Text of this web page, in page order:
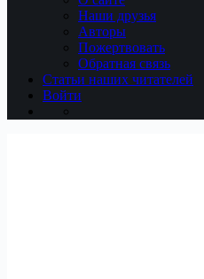
Наши друзья
Авторы
Пожертвовать
Обратная связь
Статьи наших читателей
Войти